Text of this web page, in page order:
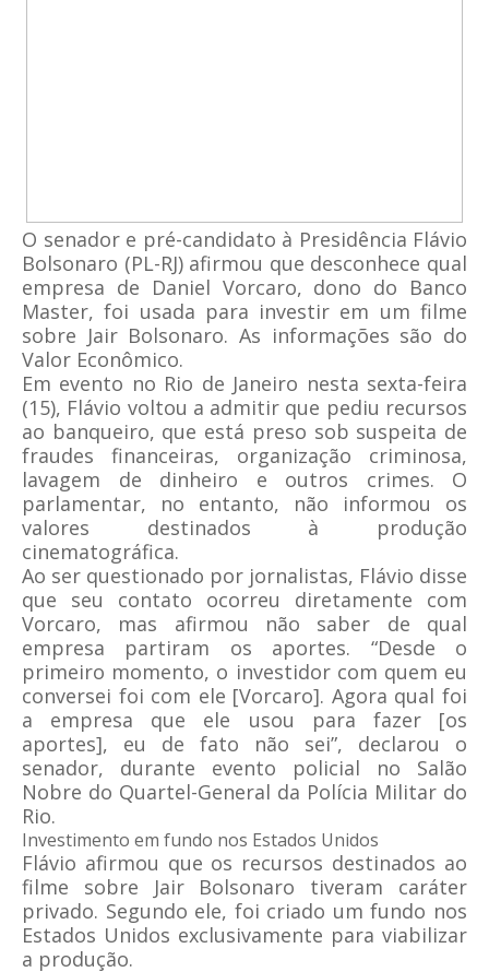
O senador e pré-candidato à Presidência Flávio
Bolsonaro (PL-RJ) afirmou que desconhece qual
empresa de Daniel Vorcaro, dono do Banco
Master, foi usada para investir em um filme
sobre Jair Bolsonaro. As informações são do
Valor Econômico.
Em evento no Rio de Janeiro nesta sexta-feira
(15), Flávio voltou a admitir que pediu recursos
ao banqueiro, que está preso sob suspeita de
fraudes financeiras, organização criminosa,
lavagem de dinheiro e outros crimes. O
parlamentar, no entanto, não informou os
valores destinados à produção
cinematográfica.
Ao ser questionado por jornalistas, Flávio disse
que seu contato ocorreu diretamente com
Vorcaro, mas afirmou não saber de qual
empresa partiram os aportes. “Desde o
primeiro momento, o investidor com quem eu
conversei foi com ele [Vorcaro]. Agora qual foi
a empresa que ele usou para fazer [os
aportes], eu de fato não sei”, declarou o
senador, durante evento policial no Salão
Nobre do Quartel-General da Polícia Militar do
Rio.
Investimento em fundo nos Estados Unidos
Flávio afirmou que os recursos destinados ao
filme sobre Jair Bolsonaro tiveram caráter
privado. Segundo ele, foi criado um fundo nos
Estados Unidos exclusivamente para viabilizar
a produção.